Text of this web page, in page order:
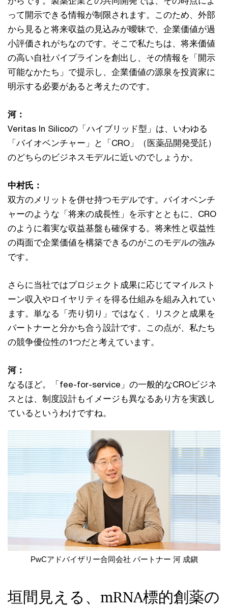
って開示できる情報が制限されます。このため、外部
から見ると将来収益の見込みが曖昧で、企業価値が過
小評価されがちなのです。そこで私たちは、将来価値
の高い自社パイプラインを創出し、その情報を「開示
可能なかたち」で提示し、企業価値の源泉を投資家に
明示する必要があると考えたのです。
河：
Veritas In Silicoの「ハイブリッド型」は、いわゆる
「バイオベンチャー」と「CRO」（医薬品開発受託）
のどちらのビジネスモデルに近いのでしょうか。
中村氏：
双方のメリットを併せ持つモデルです。バイオベンチ
ャーのような「将来の成長性」を示すとともに、CRO
のように着実な収益基盤も確保する。将来性と収益性
の両面で企業価値を構築できるのがこのモデルの強み
です。
さらに当社ではプロジェクト成果に応じてマイルスト
ーン収入やロイヤリティを得る仕組みを組み入れてい
ます。単なる「売り切り」ではなく、リスクと成果を
パートナーと分かち合う設計です。この点が、私たち
の競争優位性の1つだと考えています。
河：
なるほど。「fee-for-service」の一般的なCROビジネ
スとは、制度設計もイメージも異なるあり方を実践し
ているというわけですね。
PwCアドバイザリー合同会社 パートナー 河 成鎭
垣間見える、mRNA標的創薬の